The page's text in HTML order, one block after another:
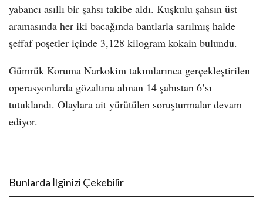
yabancı asıllı bir şahsı takibe aldı. Kuşkulu şahsın üst
aramasında her iki bacağında bantlarla sarılmış halde
şeffaf poşetler içinde 3,128 kilogram kokain bulundu.
Gümrük Koruma Narkokim takımlarınca gerçekleştirilen
operasyonlarda gözaltına alınan 14 şahıstan 6’sı
tutuklandı. Olaylara ait yürütülen soruşturmalar devam
ediyor.
Bunlarda İlginizi Çekebilir